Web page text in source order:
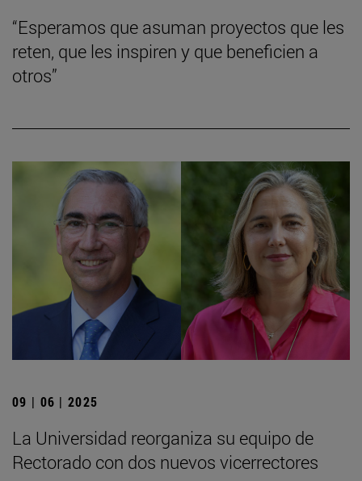
“Esperamos que asuman proyectos que les
reten, que les inspiren y que beneficien a
otros”
09 | 06 | 2025
La Universidad reorganiza su equipo de
Rectorado con dos nuevos vicerrectores